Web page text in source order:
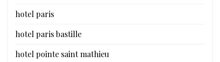
hotel paris
hotel paris bastille
hotel pointe saint mathieu